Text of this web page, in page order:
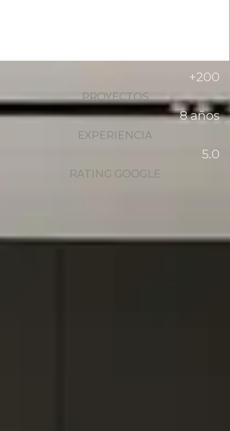
PROYECTOS
+200
EXPERIENCIA
8 años
RATING GOOGLE
5.0